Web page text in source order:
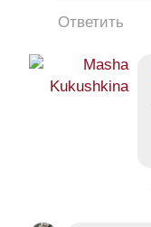
Ответить